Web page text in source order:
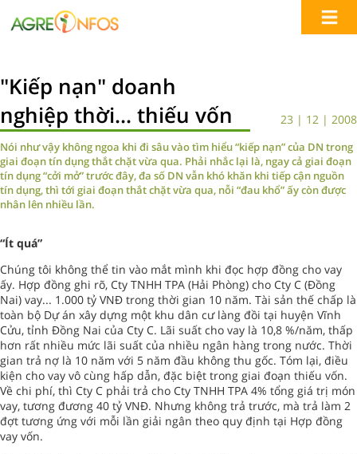
"Kiếp nạn" doanh
nghiệp thời... thiếu vốn
23 | 12 | 2008
Nói như vậy không ngoa khi đi sâu vào tìm hiểu “kiếp nạn” của DN trong
giai đoạn tín dụng thắt chặt vừa qua. Phải nhắc lại là, ngay cả giai đoạn
tín dụng “cởi mở” trước đây, đa số DN vẫn khó khăn khi tiếp cận nguồn
tín dụng, thì tới giai đoạn thắt chặt vừa qua, nỗi “đau khổ” ấy còn được
nhân lên nhiều lần.
“Ít quá”
Chúng tôi không thể tin vào mắt mình khi đọc hợp đồng cho vay
ấy. Hợp đồng ghi rõ, Cty TNHH TPA (Hải Phòng) cho Cty C (Đồng
Nai) vay... 1.000 tỷ VNĐ trong thời gian 10 năm. Tài sản thế chấp là
toàn bộ Dự án xây dựng một khu dân cư làng đồi tại huyện Vĩnh
Cửu, tỉnh Đồng Nai của Cty C. Lãi suất cho vay là 10,8 %/năm, thấp
hơn rất nhiều mức lãi suất của nhiều ngân hàng trong nước. Thời
gian trả nợ là 10 năm với 5 năm đầu không thu gốc. Tóm lại, điều
kiện cho vay vô cùng hấp dẫn, đặc biệt trong giai đoạn thiếu vốn.
Về chi phí, thì Cty C phải trả cho Cty TNHH TPA 4% tổng giá trị món
vay, tương đương 40 tỷ VNĐ. Nhưng không trả trước, mà trả làm 2
đợt tương ứng với mỗi lần giải ngân theo quy định tại Hợp đồng
vay vốn.